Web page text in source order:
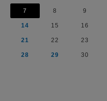
7 8 9
14 15 16
21 22 23
28 29 30